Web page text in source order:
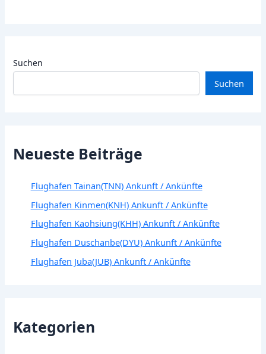
Suchen
Suchen
Neueste Beiträge
Flughafen Tainan(TNN) Ankunft / Ankünfte
Flughafen Kinmen(KNH) Ankunft / Ankünfte
Flughafen Kaohsiung(KHH) Ankunft / Ankünfte
Flughafen Duschanbe(DYU) Ankunft / Ankünfte
Flughafen Juba(JUB) Ankunft / Ankünfte
Kategorien